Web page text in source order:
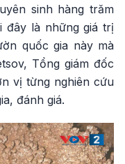
sinh hàng trăm
đây là những giá trị
quốc gia này mà
Tổng giám đốc
vị từng nghiên cứu
đánh giá.